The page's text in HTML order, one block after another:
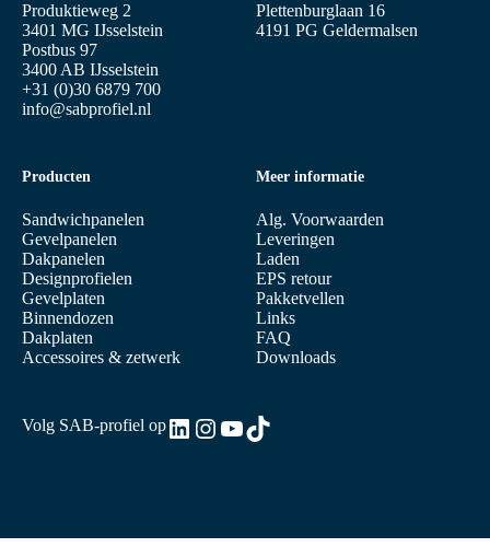
Produktieweg 2
3401 MG IJsselstein
Postbus 97
3400 AB IJsselstein
+31 (0)30 6879 700
info@sabprofiel.nl
Producten
Sandwichpanelen
Gevelpanelen
Dakpanelen
Designprofielen
Gevelplaten
Binnendozen
Dakplaten
Accessoires & zetwerk
Meer informatie
Alg. Voorwaarden
Leveringen
Laden
EPS retour
Pakketvellen
Links
FAQ
Downloads
Plettenburglaan 16
4191 PG Geldermalsen
Volg SAB-profiel opLinkedIn
Instagram
YouTube
TikTok